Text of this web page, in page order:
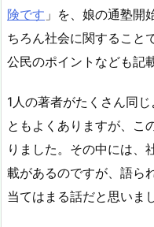
険です 」を、娘の通塾開
ちろん社会に関すること
公民のポイントなども記
1人の著者がたくさん同
ともよくありますが、こ
りました。その中には、
載があるのですが、語ら
当てはまる話だと思いま